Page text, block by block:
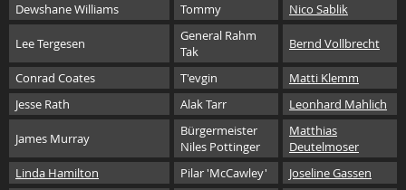
Dewshane Williams
Tommy Nico Sablik
Lee Tergesen
General Rahm
Tak
Bernd Vollbrecht
Conrad Coates T'evgin
Matti Klemm
Jesse Rath
Alak Tarr Leonhard Mahlich
James Murray
Bürgermeister
Niles Pottinger
Matthias
Deutelmoser
Linda Hamilton
Pilar 'McCawley'
Joseline Gassen